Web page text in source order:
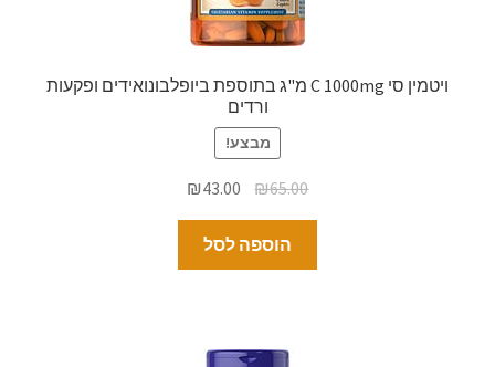
ויטמין סי C 1000mg מ"ג בתוספת ביופלבונואידים ופקעות
ורדים
מבצע!
₪65.00
₪43.00
הוספה לסל